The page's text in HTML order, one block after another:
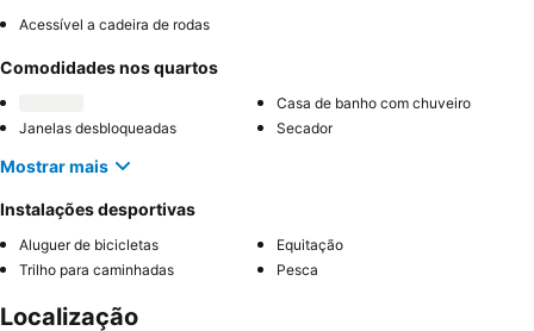
Acessível a cadeira de rodas
Comodidades nos quartos
Casa de banho com chuveiro
Janelas desbloqueadas
Secador
Mostrar mais
Instalações desportivas
Aluguer de bicicletas
Equitação
Trilho para caminhadas
Pesca
Localização